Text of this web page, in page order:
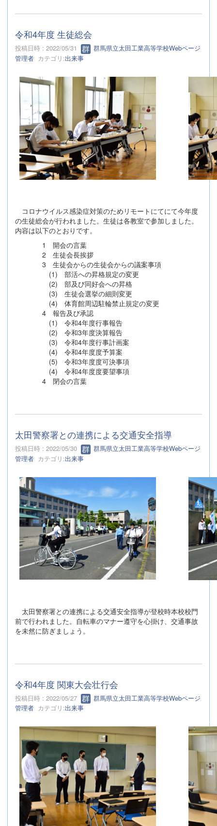
令和4年度 生徒総会
投稿日時 : 2022/05/31
群馬県立太田工業高等学校Webページ
管理者 カテゴリ:出来事
コロナウイルス感染症対策のためリモートにてにて今年度
の生徒総会が行われました。生徒は各教室で参加しました。
内容は以下のとおりです。
1 開会の言葉
2 生徒会長挨拶
3 生徒会からの生徒会からの議案事項
(1) 部活への昇格規定の変更
(2) 部及び同好会への昇格
(3) 生徒会選挙の細則変更
(4) 体育館周辺駐輪禁止規定の変更
4 報告及び承認
(1) 令和4年度行事報告
(2) 令和3年度決算報告
(3) 令和4年度行事計画案
(4) 令和4年度度予算案
(5) 令和3年度度可決事項
(4) 令和4年度度要望事項
4 閉会の言葉
太田警察署との連携による交通安全指導
投稿日時 : 2022/05/30
群馬県立太田工業高等学校Webページ
管理者 カテゴリ:出来事
太田警察署との連携による交通安全指導が登校時本校校門
前で行われました。自転車のマナー遵守を心掛け、交通事故
を未然に防ぎましょう。
令和4年度 関東大会壮行会
投稿日時 : 2022/05/27
群馬県立太田工業高等学校Webページ
管理者 カテゴリ:出来事